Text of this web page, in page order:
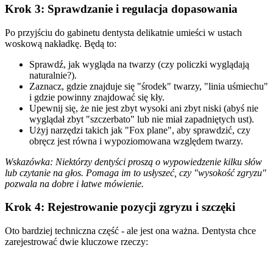
Krok 3: Sprawdzanie i regulacja dopasowania
Po przyjściu do gabinetu dentysta delikatnie umieści w ustach
woskową nakładkę. Będą to:
Sprawdź, jak wygląda na twarzy (czy policzki wyglądają
naturalnie?).
Zaznacz, gdzie znajduje się "środek" twarzy, "linia uśmiechu"
i gdzie powinny znajdować się kły.
Upewnij się, że nie jest zbyt wysoki ani zbyt niski (abyś nie
wyglądał zbyt "szczerbato" lub nie miał zapadniętych ust).
Użyj narzędzi takich jak "Fox plane", aby sprawdzić, czy
obręcz jest równa i wypoziomowana względem twarzy.
Wskazówka: Niektórzy dentyści proszą o wypowiedzenie kilku słów
lub czytanie na głos. Pomaga im to usłyszeć, czy "wysokość zgryzu"
pozwala na dobre i łatwe mówienie.
Krok 4: Rejestrowanie pozycji zgryzu i szczęki
Oto bardziej techniczna część - ale jest ona ważna. Dentysta chce
zarejestrować dwie kluczowe rzeczy: